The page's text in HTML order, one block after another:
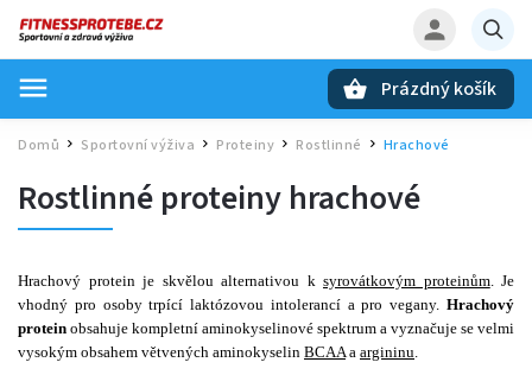
Prázdný košík
Domů / Sportovní výživa / Proteiny / Rostlinné Hrachové
Rostlinné proteiny hrachové
Hrachový protein je skvělou alternativou k syrovátkovým proteinům. Je
vhodný pro osoby trpící laktózovou intolerancí a pro vegany. Hrachový
protein obsahuje kompletní aminokyselinové spektrum a vyznačuje se velmi
vysokým obsahem větvených aminokyselin BCAAa argininu.